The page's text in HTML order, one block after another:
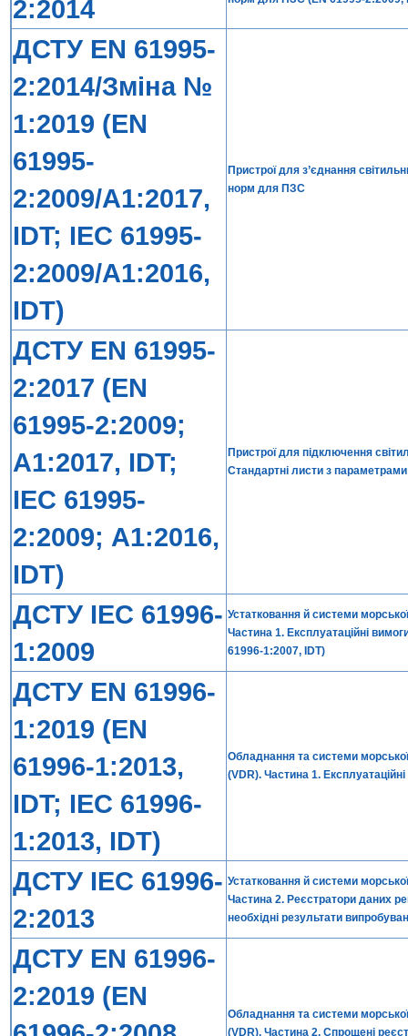
2:2014
ДСТУ EN 61995-
2:2014/Зміна №
1:2019 (EN
61995-
2:2009/A1:2017,
IDT; IEC 61995-
2:2009/A1:2016,
IDT)
Пристрої для з’єднання
норм для ПЗС
ДСТУ EN 61995-
2:2017 (EN
61995-2:2009;
А1:2017, IDT;
IEC 61995-
2:2009; А1:2016,
IDT)
Пристрої для підключення
Стандартні листи з
ДСТУ IEC 61996-
1:2009
Устатковання й системи
Частина 1. Експлуатаційні
61996-1:2007, IDT)
ДСТУ EN 61996-
1:2019 (EN
61996-1:2013,
IDT; IEC 61996-
1:2013, IDT)
Обладнання та системи морської
(VDR). Частина 1.
ДСТУ IЕС 61996-
2:2013
Устатковання й системи
Частина 2. Реєстратори даних
необхідні результати
ДСТУ EN 61996-
2:2019 (EN
Обладнання та системи морської
(VDR). Частина 2. Спрощені